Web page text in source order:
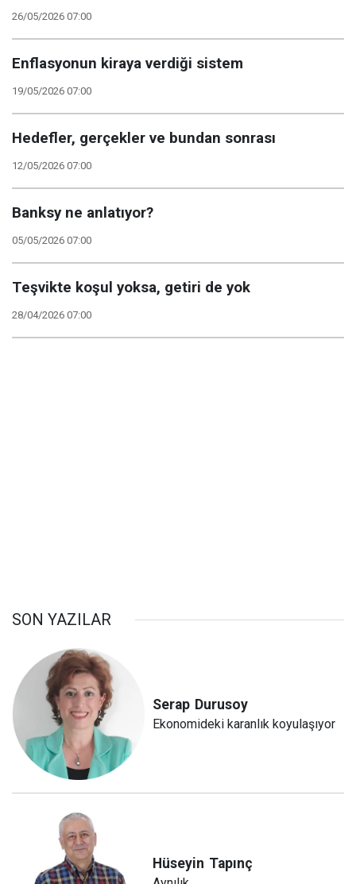
26/05/2026 07:00
Enflasyonun kiraya verdiği sistem
19/05/2026 07:00
Hedefler, gerçekler ve bundan sonrası
12/05/2026 07:00
Banksy ne anlatıyor?
05/05/2026 07:00
Teşvikte koşul yoksa, getiri de yok
28/04/2026 07:00
SON YAZILAR
Serap Durusoy
Ekonomideki karanlık koyulaşıyor
Hüseyin Tapınç